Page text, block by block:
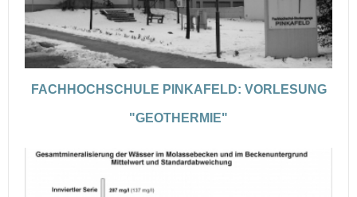
FACHHOCHSCHULE PINKAFELD: VORLESUNG
"GEOTHERMIE"